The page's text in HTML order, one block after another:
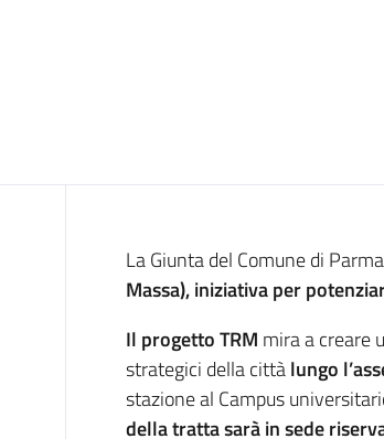
Introduzione
La Giunta del Comune di
Massa), iniziativa per
Il progetto TRM mira a creare
strategici della cittàlungo
stazione al Campus
della tratta sarà in sede